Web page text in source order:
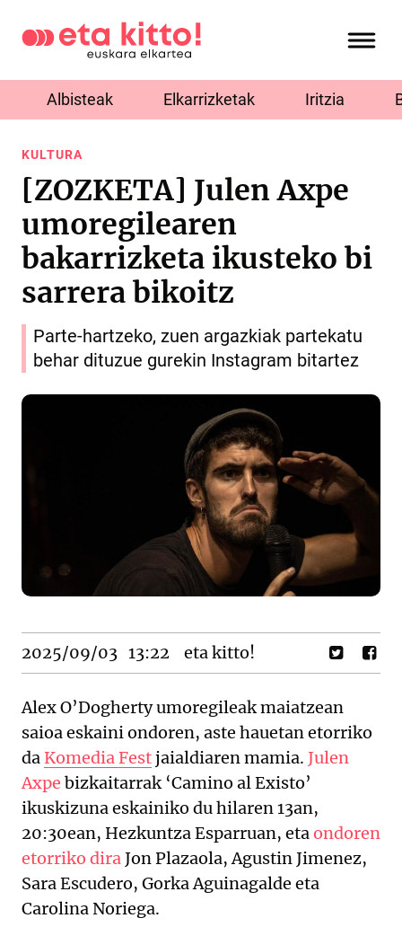
Albisteak Elkarrizketak Iritzia
KULTURA
[ZOZKETA] Julen Axpe
umoregilearen
bakarrizketa ikusteko bi
sarrera bikoitz
Parte-hartzeko, zuen argazkiak partekatu
behar dituzue gurekin Instagram bitartez
2025/09/03 13:22 eta kitto!
Alex O’Dogherty umoregileak maiatzean
saioa eskaini ondoren, aste hauetan etorriko
da Komedia Festjaialdiaren mamia. Julen
Axpe bizkaitarrak ‘Camino al Existo’
ikuskizuna eskainiko du hilaren 13an,
20:30ean, Hezkuntza Esparruan, etaondoren
etorriko diraJon Plazaola, Agustin Jimenez,
Sara Escudero, Gorka Aguinagalde eta
Carolina Noriega.